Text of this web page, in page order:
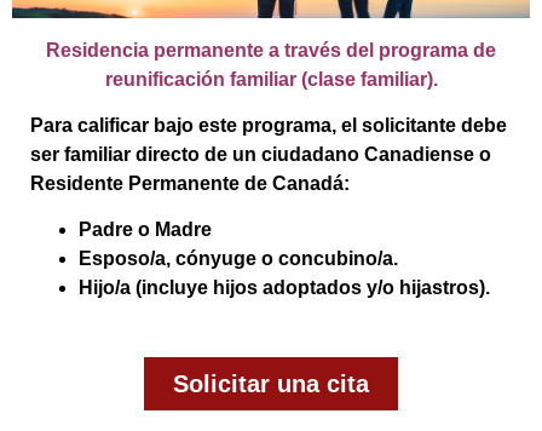
Residencia permanente a través del programa de
reunificación familiar (clase familiar).
Para calificar bajo este programa, el solicitante debe
ser familiar directo de un ciudadano Canadiense o
Residente Permanente de Canadá:
Padre o Madre
Esposo/a, cónyuge o concubino/a.
Hijo/a (incluye hijos adoptados y/o hijastros).
Solicitar una cita